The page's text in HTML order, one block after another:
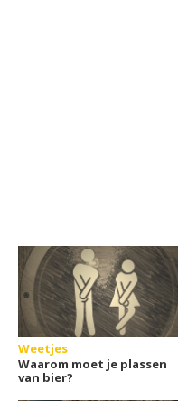
Weetjes
Waarom moet je plassen
van bier?